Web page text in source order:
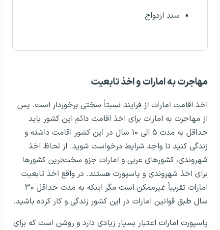
سند ازدواج
مهاجرت به امارات و اخذ تابعیت
اخذ اقامت امارات از فرایند نسبتاً سختی برخوردار است. پس
از مهاجرت به امارات برای اخذ اقامت دائم این کشور باید
حداقل به مدت ۵ الی ۱۰ سال در این کشور اقامت داشته و
زندگی کنید تا واجد شرایط درخواست شوید. از لحاظ اخذ
شهروندی، کشورهای عربی و امارات جزو سخت‌ترین کشورها
برای اخذ شهروندی و پاسپورت هستند. در واقع اخذ تابعیت
امارات تقریباً غیرممکن است مگر اینکه به مدت حداقل ۳۰
سال طبق قوانین امارات در این کشور زندگی و کار کرده باشید.
پاسپورت امارات اعتبار بسیار زیادی دارد و روشن است که برای